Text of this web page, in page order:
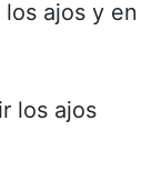
ajos y en
los ajos